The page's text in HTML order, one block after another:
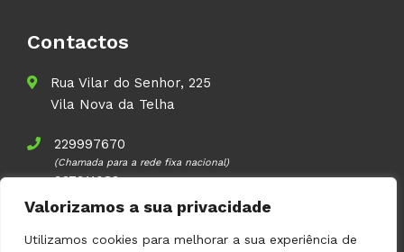
Valorizamos a sua privacidade
Utilizamos cookies para melhorar a sua experiência de
Contactos
Rua Vilar do Senhor, 225
Vila Nova da Telha
229997670
(Chamada para a rede fixa nacional)
937911083
(Chamada para a rede móvel nacional)
geral@volupal.pt